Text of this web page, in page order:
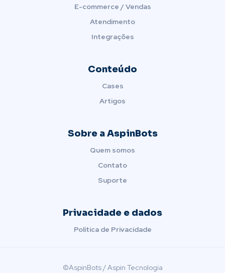
E-commerce / Vendas
Atendimento
Integrações
Conteúdo
Cases
Artigos
Sobre a AspinBots
Quem somos
Contato
Suporte
Privacidade e dados
Política de Privacidade
©AspinBots / Aspin Tecnologia